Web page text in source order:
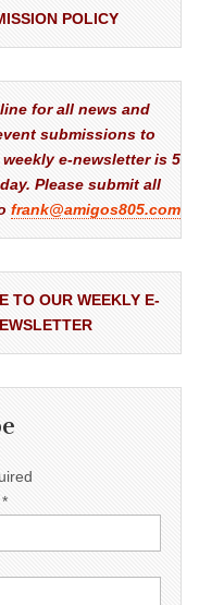
POLICY
for all news and
submissions to
e-newsletter is 5
Please submit all
frank@amigos805.com
TO OUR WEEKLY E-
*